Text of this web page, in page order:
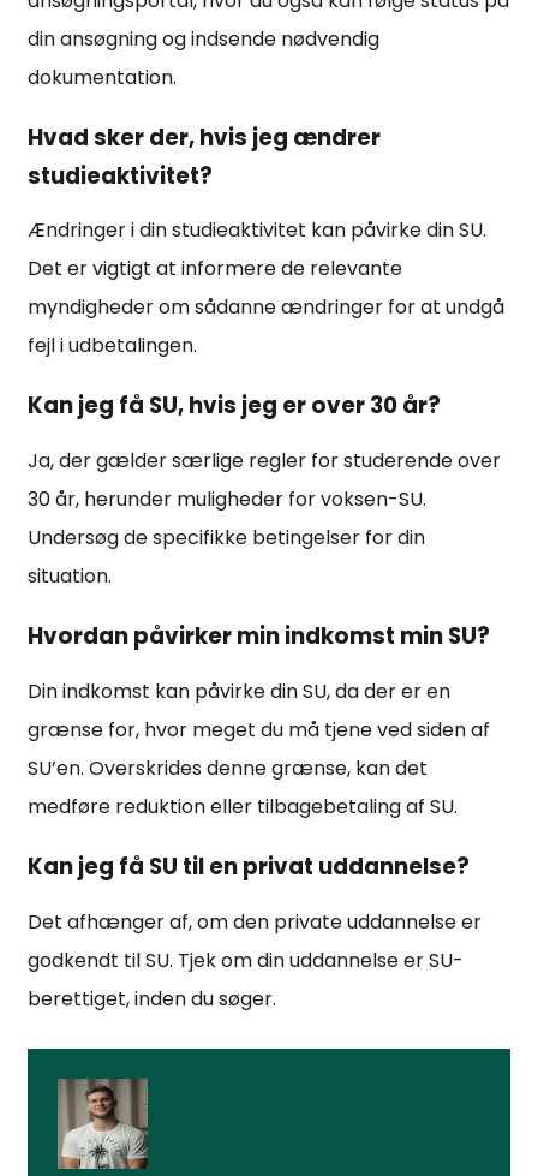
din ansøgning og indsende nødvendig
dokumentation.
Hvad sker der, hvis jeg ændrer
studieaktivitet?
Ændringer i din studieaktivitet kan påvirke din SU.
Det er vigtigt at informere de relevante
myndigheder om sådanne ændringer for at undgå
fejl i udbetalingen.
Kan jeg få SU, hvis jeg er over 30 år?
Ja, der gælder særlige regler for studerende over
30 år, herunder muligheder for voksen-SU.
Undersøg de specifikke betingelser for din
situation.
Hvordan påvirker min indkomst min SU?
Din indkomst kan påvirke din SU, da der er en
grænse for, hvor meget du må tjene ved siden af
SU’en. Overskrides denne grænse, kan det
medføre reduktion eller tilbagebetaling af SU.
Kan jeg få SU til en privat uddannelse?
Det afhænger af, om den private uddannelse er
godkendt til SU. Tjek om din uddannelse er SU-
berettiget, inden du søger.